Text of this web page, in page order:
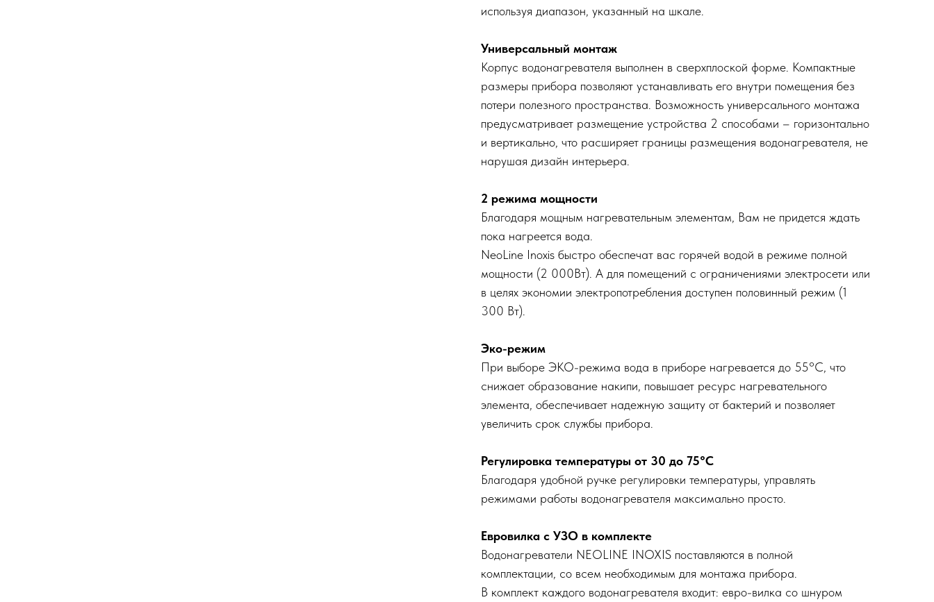
используя диапазон, указанный на шкале.
Универсальный монтаж
Корпус водонагревателя выполнен в сверхплоской форме. Компактные
размеры прибора позволяют устанавливать его внутри помещения без
потери полезного пространства. Возможность универсального монтажа
предусматривает размещение устройства 2 способами – горизонтально
и вертикально, что расширяет границы размещения водонагревателя, не
нарушая дизайн интерьера.
2 режима мощности
Благодаря мощным нагревательным элементам, Вам не придется ждать
пока нагреется вода.
NeoLine Inoxis быстро обеспечат вас горячей водой в режиме полной
мощности (2 000Вт). А для помещений с ограничениями электросети или
в целях экономии электропотребления доступен половинный режим (1
300 Вт).
Эко-режим
При выборе ЭКО-режима вода в приборе нагревается до 55°C, что
снижает образование накипи, повышает ресурс нагревательного
элемента, обеспечивает надежную защиту от бактерий и позволяет
увеличить срок службы прибора.
Регулировка температуры от 30 до 75°C
Благодаря удобной ручке регулировки температуры, управлять
режимами работы водонагревателя максимально просто.
Евровилка с УЗО в комплекте
Водонагреватели NEOLINE INOXIS поставляются в полной
комплектации, со всем необходимым для монтажа прибора.
В комплект каждого водонагревателя входит: евро-вилка со шнуром